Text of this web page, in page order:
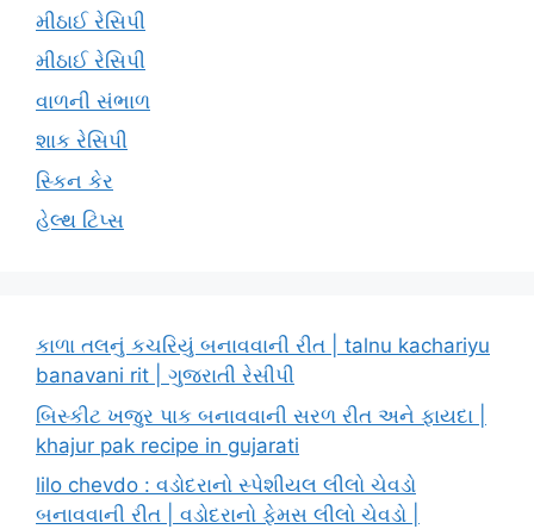
મીઠાઈ રેસિપી
મીઠાઈ રેસિપી
વાળની સંભાળ
શાક રેસિપી
સ્કિન કેર
હેલ્થ ટિપ્સ
કાળા તલનું કચરિયું બનાવવાની રીત | talnu kachariyu
banavani rit | ગુજરાતી રેસીપી
બિસ્કીટ ખજુર પાક બનાવવાની સરળ રીત અને ફાયદા |
khajur pak recipe in gujarati
lilo chevdo : વડોદરાનો સ્પેશીયલ લીલો ચેવડો
બનાવવાની રીત | વડોદરાનો ફેમસ લીલો ચેવડો |